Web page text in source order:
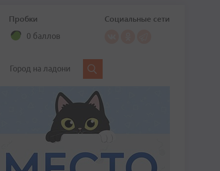
Пробки
0 баллов
Социальные сети
Город на ладони